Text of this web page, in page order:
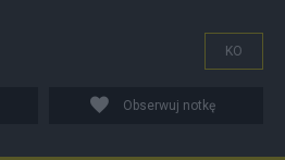
KO
Obserwuj notkę